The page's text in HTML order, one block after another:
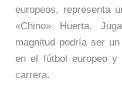
europeos, representa
«Chino» Huerta.
magnitud podría ser
en el fútbol europeo
carrera.